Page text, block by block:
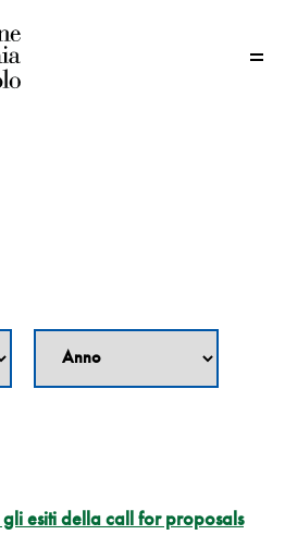
esiti della call for proposals